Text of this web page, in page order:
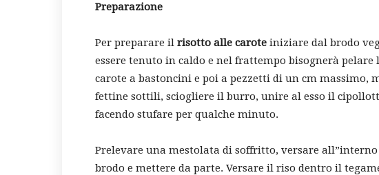
Preparazione
Per preparare il risotto alle carote iniziare dal brodo
essere tenuto in caldo e nel frattempo bisognerà pelare
carote a bastoncini e poi a pezzetti di un cm massimo,
fettine sottili, sciogliere il burro, unire al esso il
facendo stufare per qualche minuto.
Prelevare una mestolata di soffritto, versare
brodo e mettere da parte. Versare il riso dentro il